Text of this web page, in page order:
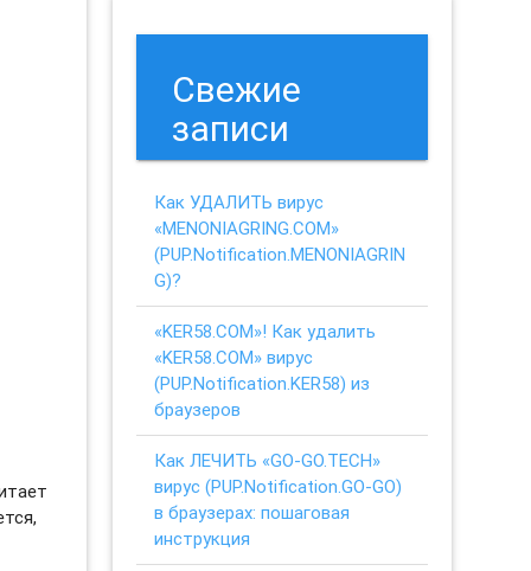
Свежие
записи
Как УДАЛИТЬ вирус
«MENONIAGRING.COM»
(PUP.Notification.MENONIAGRIN
G)?
«KER58.COM»! Как удалить
«KER58.COM» вирус
(PUP.Notification.KER58) из
браузеров
Как ЛЕЧИТЬ «GO-GO.TECH»
вирус (PUP.Notification.GO-GO)
в браузерах: пошаговая
инструкция